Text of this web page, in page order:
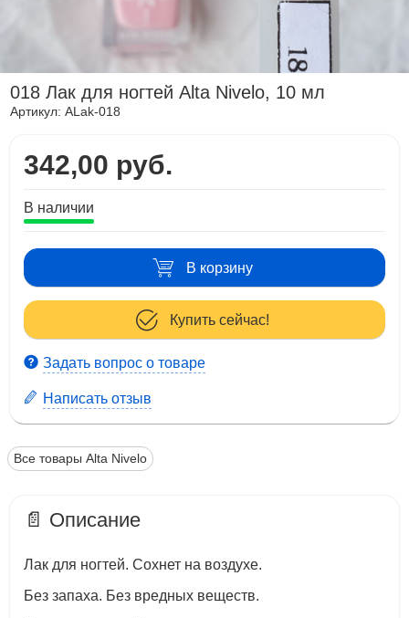
018 Лак для ногтей Alta Nivelo, 10 мл
Артикул:ALak-018
342,00 руб.
В наличии
В корзину
Купить сейчас!
Задать вопрос о товаре
Написать отзыв
Все товары Alta Nivelo
📄 Описание
Лак для ногтей. Сохнет на воздухе.
Без запаха. Без вредных веществ.